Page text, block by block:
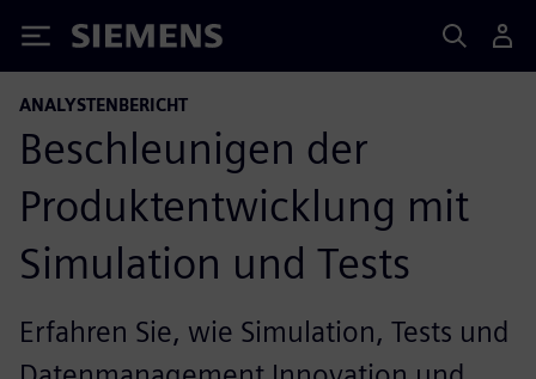
Siemens
ANALYSTENBERICHT
Beschleunigen der
Produktentwicklung mit
Simulation und Tests
Erfahren Sie, wie Simulation, Tests und